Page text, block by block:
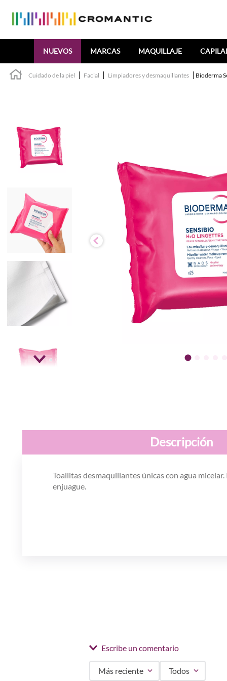
NUEVOS MARCAS MAQUILLAJE
Cuidado de la piel Facial Limpiadores y desmaquillantes Bioderma
Descripción
Toallitas desmaquillantes únicas con agua
enjuague.
Escribe un comentario
Más reciente Todos